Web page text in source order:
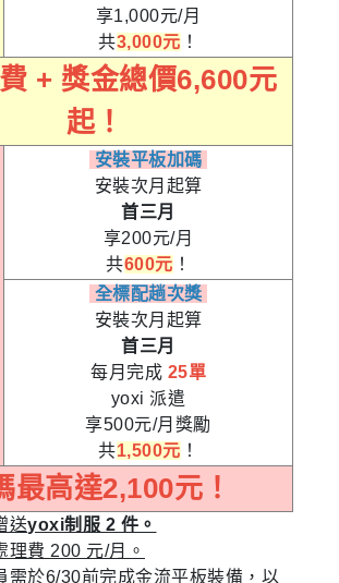
享1,000元/月
共3,000元 ！
+ 獎金總價6,600元
起！
安裝平板加碼
安裝次月起算
首三月
享200元/月
共600元 ！
全標配趟次獎
安裝次月起算
首三月
每月完成 25單
yoxi 派遣
享500元/月獎勵
共1,500元 ！
最高達2,100元！
送yoxi制服 2 件。
理費 200 元/月。
需於6/30前完成金流平板裝備，以